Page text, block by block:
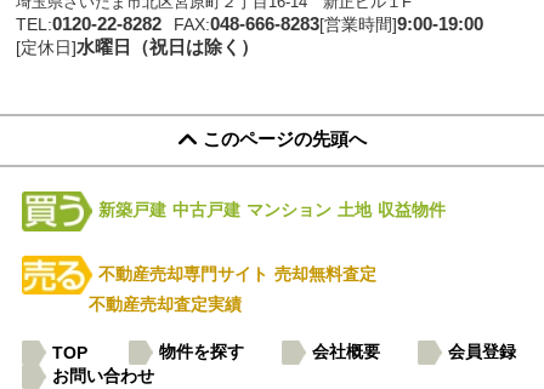
TEL:0120-22-8282 FAX:048-666-8283[営業時間]9:00-19:00
[定休日]水曜日（祝日は除く）
このページの先頭へ
新築戸建 中古戸建 マンション 土地 収益物件
不動産売却専門サイト 売却無料査定
不動産売却査定実績
TOP 物件を探す 会社概要
会員登録
お問い合わせ